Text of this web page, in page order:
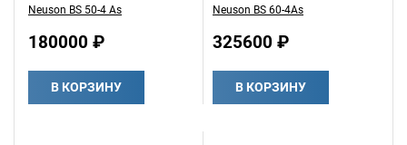
Neuson BS 50-4 As
180000 ₽
В КОРЗИНУ
Neuson BS 60-4As
325600 ₽
В КОРЗИНУ